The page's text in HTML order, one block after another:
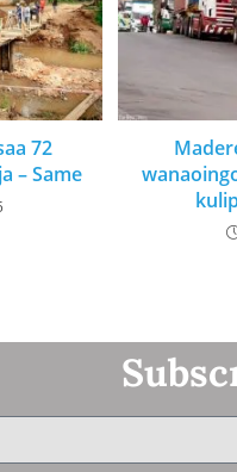
72
– Same